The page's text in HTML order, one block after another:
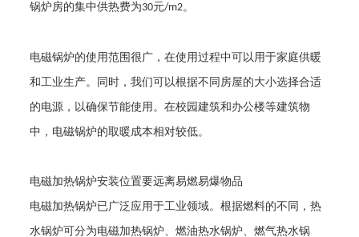
锅炉房的集中供热费为30元/m2。
电磁锅炉的使用范围很广，在使用过程中可以用于家庭供暖
和工业生产。同时，我们可以根据不同房屋的大小选择合适
的电源，以确保节能使用。在校园建筑和办公楼等建筑物
中，电磁锅炉的取暖成本相对较低。
电磁加热锅炉安装位置要远离易燃易爆物品
电磁加热锅炉已广泛应用于工业领域。根据燃料的不同，热
水锅炉可分为电磁加热锅炉、燃油热水锅炉、燃气热水锅